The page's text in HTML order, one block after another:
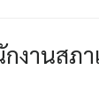
งานสภ